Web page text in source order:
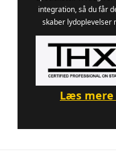
integration, så du får
skaber lydoplevelser
Læs mere